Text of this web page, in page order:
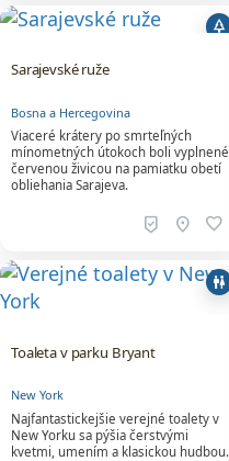
park
Sarajevské ruže
Bosna a Hercegovina
Viaceré krátery po smrteľných
mínometných útokoch boli vyplnené
červenou živicou na pamiatku obetí
obliehania Sarajeva.
beenhere location_on favorite
wc
Toaleta v parku Bryant
New York
Najfantastickejšie verejné toalety v
New Yorku sa pýšia čerstvými
kvetmi, umením a klasickou hudbou.